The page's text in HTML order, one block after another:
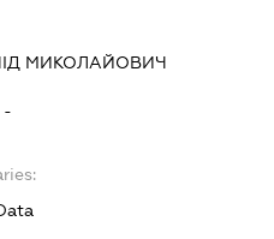
МИКОЛАЙОВИЧ
-